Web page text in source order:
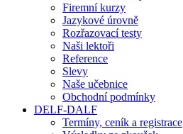
Firemní kurzy
Jazykové úrovně
Rozřazovací testy
Naši lektoři
Reference
Slevy
Naše učebnice
Obchodní podmínky
DELF-DALF
Termíny, ceník a registrace